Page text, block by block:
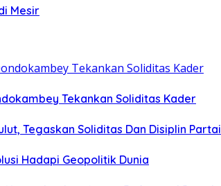
Mesir
Tekankan Soliditas Kader
Tegaskan Soliditas Dan Disiplin Partai
Hadapi Geopolitik Dunia